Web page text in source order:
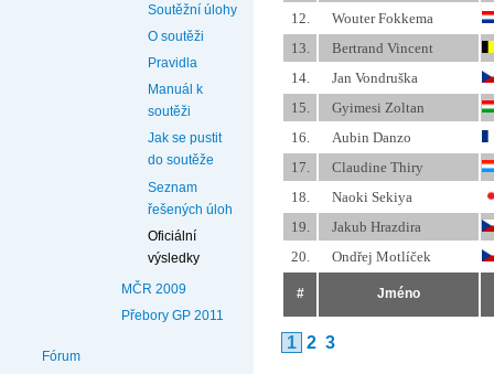
Soutěžní úlohy
O soutěži
Pravidla
Manuál k
soutěži
Jak se pustit
do soutěže
Seznam
řešených úloh
Oficiální
výsledky
MČR 2009
Přebory GP 2011
Fórum
12.
Wouter Fokkema
13.
Bertrand Vincent
14.
Jan Vondruška
15.
Gyimesi Zoltan
16.
Aubin Danzo
17.
Claudine Thiry
18.
Naoki Sekiya
19.
Jakub Hrazdira
20.
Ondřej Motlíček
# Jméno
1 2 3